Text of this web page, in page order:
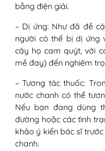
bằng điện giải.
– Dị ứng: Như đã đề
người có thể bị dị ứng
cây họ cam quýt, với
mề đay) đến nghiêm
– Tương tác thuốc:
nước chanh có thể
Nếu bạn đang dùng
đường hoặc các tình
khảo ý kiến bác sĩ
chanh.